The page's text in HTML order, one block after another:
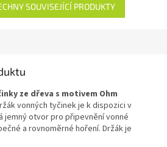
SOUVISEJÍCÍ PRODUKTY
ze dřeva s motivem Ohm
vonných tyčinek je k dispozici v
jemný otvor pro připevnění vonné
a rovnoměrné hoření. Držák je